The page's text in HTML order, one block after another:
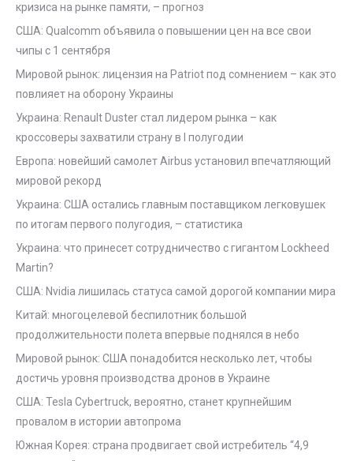
кризиса на рынке памяти, – прогноз
США: Qualcomm объявила о повышении цен на все свои
чипы с 1 сентября
Мировой рынок: лицензия на Patriot под сомнением – как это
повлияет на оборону Украины
Украина: Renault Duster стал лидером рынка – как
кроссоверы захватили страну в I полугодии
Европа: новейший самолет Airbus установил впечатляющий
мировой рекорд
Украина: США остались главным поставщиком легковушек
по итогам первого полугодия, – статистика
Украина: что принесет сотрудничество с гигантом Lockheed
Martin?
США: Nvidia лишилась статуса самой дорогой компании мира
Китай: многоцелевой беспилотник большой
продолжительности полета впервые поднялся в небо
Мировой рынок: США понадобится несколько лет, чтобы
достичь уровня производства дронов в Украине
США: Tesla Cybertruck, вероятно, станет крупнейшим
провалом в истории автопрома
Южная Корея: страна продвигает свой истребитель “4,9